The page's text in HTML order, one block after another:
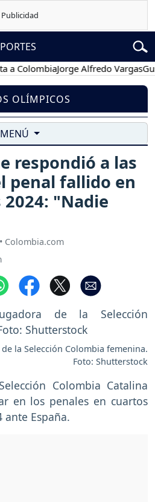
Jorge Alfredo VargasGustavo
OLÍMPICOS
MENÚ
respondió a las
penal fallido en
"Nadie
• Colombia.com
la Selección Colombia femenina.
Foto: Shutterstock
Colombia Catalina
en los penales en cuartos
ante España.